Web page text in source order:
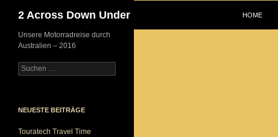
2 Across Down Under
HOME
Unsere Motorradreise durch
Australien – 2016
Suchen
nach:
NEUESTE BEITRÄGE
Touratech Travel Time